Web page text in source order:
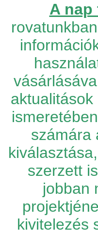
A
számára
szerzett
jobban
kivitelezés